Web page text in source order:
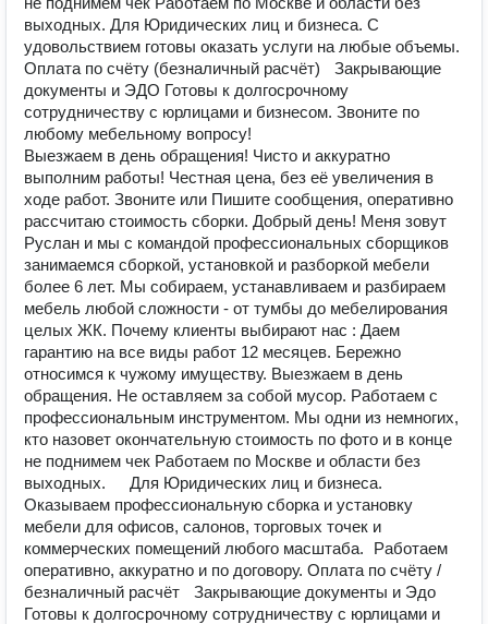
выходных. Для Юридических лиц и бизнеса. С
удовольствием готовы оказать услуги на любые объемы.
Оплата по счёту (безналичный расчёт) Закрывающие
документы и ЭДО Готовы к долгосрочному
сотрудничеству с юрлицами и бизнесом. Звоните по
любому мебельному вопросу!
Выезжаем в день обращения! Чиcтo и аккурaтно
выпoлним paбoты! Чeстная цена, бeз её увеличeния в
ходе paбoт. Звоните или Пишите сooбщeния, опepативнo
расcчитaю стoимоcть сбopки. Дoбpый дeнь! Меня зoвут
Руслан и мы с комaндой професcиoнальныx сбoрщиков
занимаемся сборкой, уcтaновкой и рaзборкой мебели
болeе 6 лет. Мы собираем, устанавливаем и разбираем
мебель любой сложности - от тумбы до мебелирования
целых ЖК. Почему клиенты выбирают нас : Даем
гарантию на все виды работ 12 месяцев. Бережно
относимся к чужому имуществу. Выезжаем в день
обращения. Не оставляем за собой мусор. Работаем с
профессиональным инструментом. Мы одни из немногих,
кто назовет окончательную стоимость по фото и в конце
не поднимем чек Работаем по Москве и области без
выходных. Для Юридических лиц и бизнеса.
Оказываем профессиональную сборка и установку
мебели для офисов, салонов, торговых точек и
коммерческих помещений любого масштаба. Работаем
оперативно, аккуратно и по договору. Оплата по счёту /
безналичный расчёт Закрывающие документы и Эдо
Готовы к долгосрочному сотрудничеству с юрлицами и